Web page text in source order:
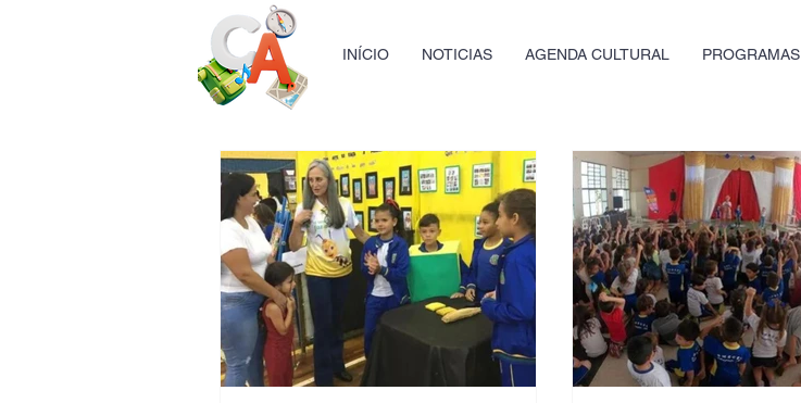
INÍCIO NOTICIAS AGENDA CULTURAL PROGRAMAS